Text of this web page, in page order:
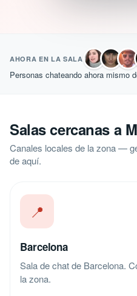
AHORA EN LA SALA
Personas chateando ahora mismo
Salas cercanas a
Canales locales de la zona —
de aquí.
📍
Barcelona
Sala de chat de Barcelona.
la zona.